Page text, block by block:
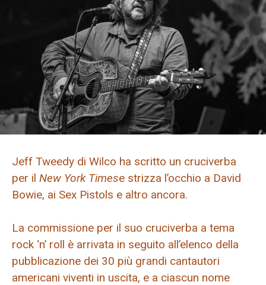
Jeff Tweedy di Wilco ha scritto un cruciverba
per il New York Timese strizza l’occhio a David
Bowie, ai Sex Pistols e altro ancora.
La commissione per il suo cruciverba a tema
rock ‘n’ roll è arrivata in seguito all’elenco della
pubblicazione dei 30 più grandi cantautori
americani viventi in uscita, e a ciascun nome